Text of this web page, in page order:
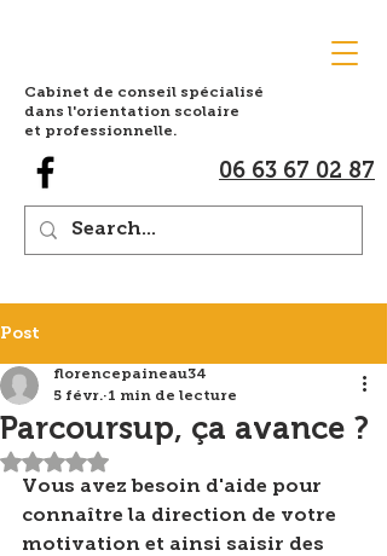
Cabinet de conseil spécialisé
dans l'orientation scolaire
et professionnelle.
06 63 67 02 87
Post
Parcoursup, ça avance ?
florencepaineau34
5 févr. 1 min de lecture
Noté NaN étoiles sur 5.
Vous avez besoin d'aide pour
connaître la direction de votre
motivation et ainsi saisir des